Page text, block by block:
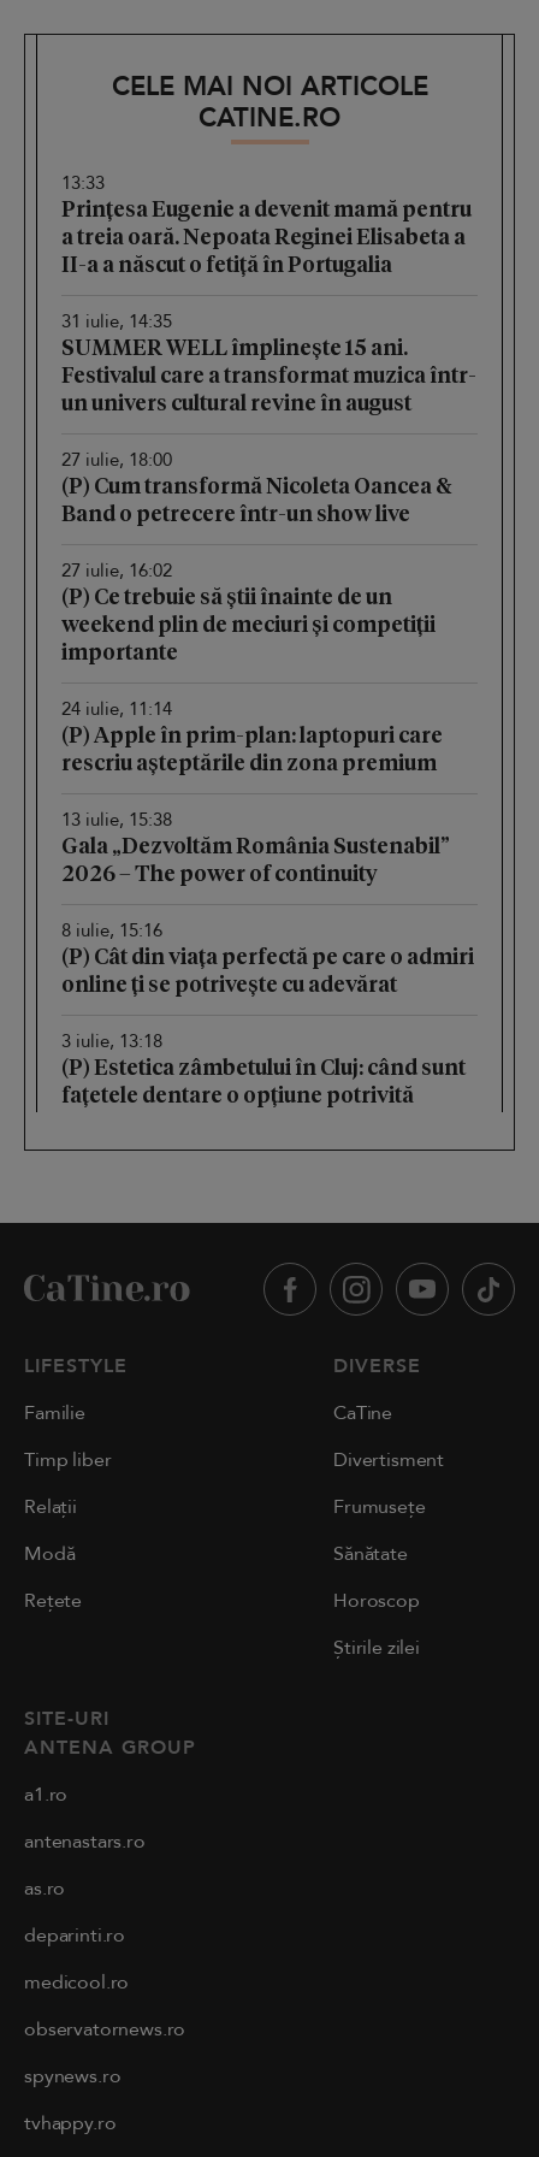
CELE MAI NOI ARTICOLE
CATINE.RO
13:33
Prințesa Eugenie a devenit mamă pentru
a treia oară. Nepoata Reginei Elisabeta a
II-a a născut o fetiță în Portugalia
31 iulie, 14:35
SUMMER WELL împlinește 15 ani.
Festivalul care a transformat muzica într-
un univers cultural revine în august
27 iulie, 18:00
(P) Cum transformă Nicoleta Oancea &
Band o petrecere într-un show live
27 iulie, 16:02
(P) Ce trebuie să știi înainte de un
weekend plin de meciuri și competiții
importante
24 iulie, 11:14
(P) Apple în prim-plan: laptopuri care
rescriu așteptările din zona premium
13 iulie, 15:38
Gala „Dezvoltăm România Sustenabil”
2026 – The power of continuity
8 iulie, 15:16
(P) Cât din viața perfectă pe care o admiri
online ți se potrivește cu adevărat
3 iulie, 13:18
(P) Estetica zâmbetului în Cluj: când sunt
fațetele dentare o opțiune potrivită
LIFESTYLE
Familie
Timp liber
Relații
Modă
Rețete
DIVERSE
CaTine
Divertisment
Frumusețe
Sănătate
Horoscop
Știrile zilei
SITE-URI
ANTENA GROUP
a1.ro
antenastars.ro
as.ro
deparinti.ro
medicool.ro
observatornews.ro
spynews.ro
tvhappy.ro